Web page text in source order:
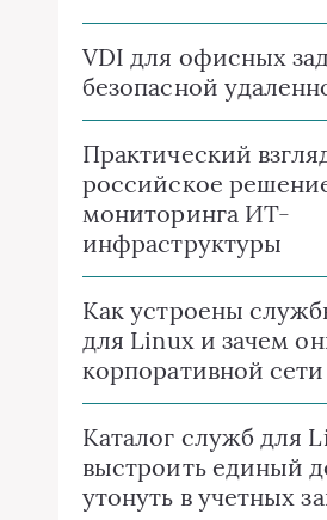
VDI для офисных
безопасной
Практический
российское
мониторинга ИТ-
инфраструктуры
Как устроены
для Linux и зачем
корпоративной сети
Каталог служб для
выстроить единый
утонуть в учетных